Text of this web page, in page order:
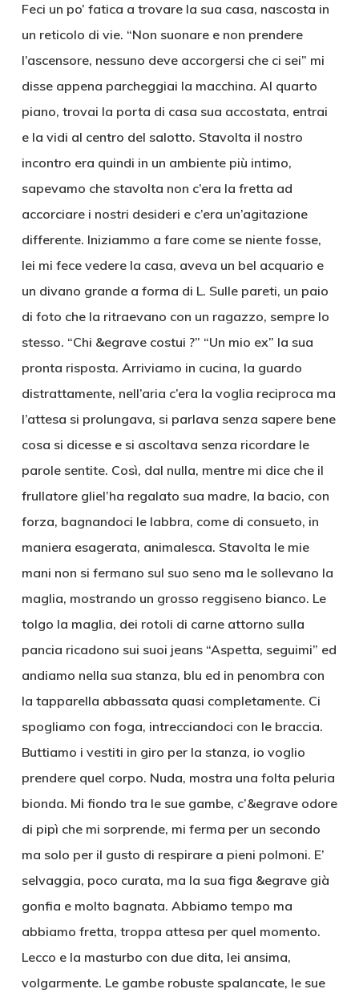
Feci un po’ fatica a trovare la sua casa, nascosta in
un reticolo di vie. “Non suonare e non prendere
l’ascensore, nessuno deve accorgersi che ci sei” mi
disse appena parcheggiai la macchina. Al quarto
piano, trovai la porta di casa sua accostata, entrai
e la vidi al centro del salotto. Stavolta il nostro
incontro era quindi in un ambiente più intimo,
sapevamo che stavolta non c’era la fretta ad
accorciare i nostri desideri e c’era un’agitazione
differente. Iniziammo a fare come se niente fosse,
lei mi fece vedere la casa, aveva un bel acquario e
un divano grande a forma di L. Sulle pareti, un paio
di foto che la ritraevano con un ragazzo, sempre lo
stesso. “Chi &egrave costui ?” “Un mio ex” la sua
pronta risposta. Arriviamo in cucina, la guardo
distrattamente, nell’aria c’era la voglia reciproca ma
l’attesa si prolungava, si parlava senza sapere bene
cosa si dicesse e si ascoltava senza ricordare le
parole sentite. Così, dal nulla, mentre mi dice che il
frullatore gliel’ha regalato sua madre, la bacio, con
forza, bagnandoci le labbra, come di consueto, in
maniera esagerata, animalesca. Stavolta le mie
mani non si fermano sul suo seno ma le sollevano la
maglia, mostrando un grosso reggiseno bianco. Le
tolgo la maglia, dei rotoli di carne attorno sulla
pancia ricadono sui suoi jeans “Aspetta, seguimi” ed
andiamo nella sua stanza, blu ed in penombra con
la tapparella abbassata quasi completamente. Ci
spogliamo con foga, intrecciandoci con le braccia.
Buttiamo i vestiti in giro per la stanza, io voglio
prendere quel corpo. Nuda, mostra una folta peluria
bionda. Mi fiondo tra le sue gambe, c’&egrave odore
di pipì che mi sorprende, mi ferma per un secondo
ma solo per il gusto di respirare a pieni polmoni. E’
selvaggia, poco curata, ma la sua figa &egrave già
gonfia e molto bagnata. Abbiamo tempo ma
abbiamo fretta, troppa attesa per quel momento.
Lecco e la masturbo con due dita, lei ansima,
volgarmente. Le gambe robuste spalancate, le sue